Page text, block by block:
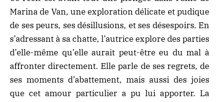
Marina de Van, une exploration délicate et pudique
de ses peurs, ses désillusions, et ses désespoirs. En
s’adressant à sa chatte, l’autrice explore des parties
d’elle-même qu’elle aurait peut-être eu du mal à
affronter directement. Elle parle de ses regrets, de
ses moments d’abattement, mais aussi des joies
que cet amour particulier a pu lui apporter. La